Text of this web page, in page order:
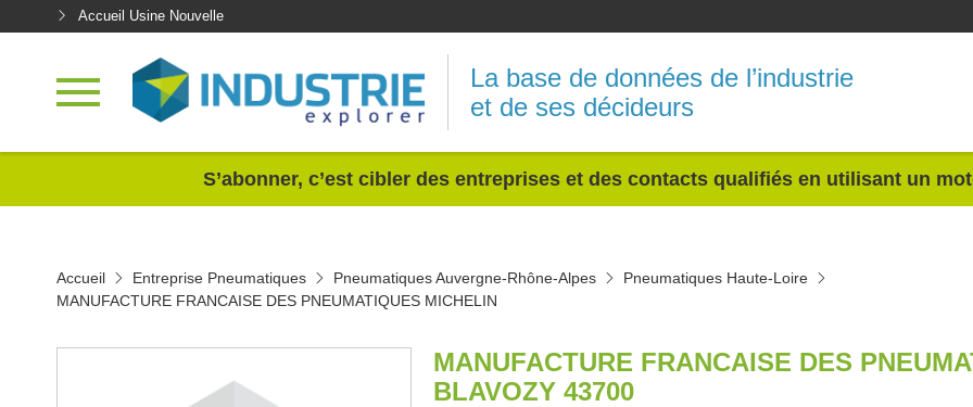
Accueil Usine Nouvelle
La base de données de l’industrie
et de ses décideurs
S’abonner, c’est cibler des entreprises et des contacts qualifiés en utilisant un
Accueil Entreprise Pneumatiques Pneumatiques Auvergne-Rhône-Alpes
Pneumatiques Haute-Loire
MANUFACTURE FRANCAISE DES PNEUMATIQUES MICHELIN
MANUFACTURE FRANCAISE DES
BLAVOZY 43700